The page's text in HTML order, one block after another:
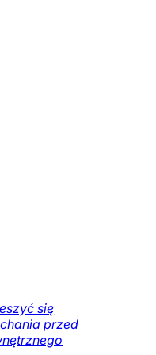
się
przed